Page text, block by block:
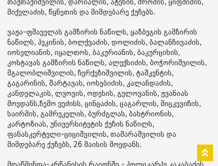
თაქთაქიშვილის, დარიალის, ატენის, შროშის, ყიფშიძის,
მიქელაძის, წყნეთის და მიმდებარე ქუჩებს.
ვაჟა-ფშაველას გამზირის ნაწილს, ყაზბეგის გამზირის
ნაწილს, პეკინის, ბოლქვაძის, დოლიძის, ბალანჩივაძის,
იოსელიანის, იყალთოს, ბაკურიანის, ბაკურციხის,
კოსტავას გამზირის ნაწილს, ალექსიძის, ბოჭორიშვილის,
მგალობლიშვილის, ჩერქეზიშვილის, ტაშკენტის,
გაგარინის, შარტავას, იოსებიძის, კალანდაძის,
კანდელაკის, ლვოვის, ოდესის, გელოვანის, ჟვანიას
მოედანს,ზემო ვეძისს, ცინცაძის, ცაგარლის, მიცკევიჩის,
საირმის, გამრეკელის, ბურძგლას, ბახტრიონის,
კარტოზიას, უნივერსიტეტის ქუჩის ნაწილს,
ფანასკერტელი-ციციშვილის, თამარაშვილის და
მიმდებარე ქუჩებს, 26 მაისის მოედანს.